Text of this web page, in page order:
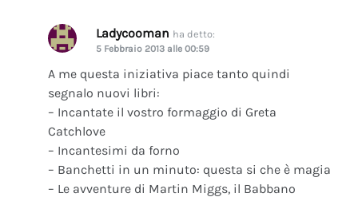
Ladycooman ha detto:
5 Febbraio 2013 alle 00:59
A me questa iniziativa piace tanto quindi
segnalo nuovi libri:
– Incantate il vostro formaggio di Greta
Catchlove
– Incantesimi da forno
– Banchetti in un minuto: questa si che è magia
– Le avventure di Martin Miggs, il Babbano